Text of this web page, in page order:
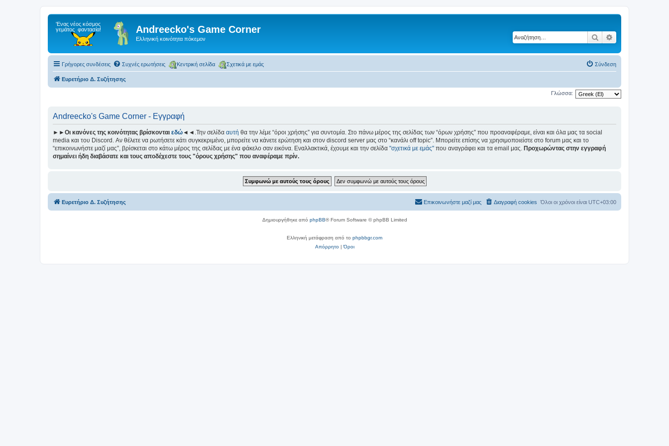
Andreecko's Game Corner
Ελληνική κοινότητα πόκεμον Αναζήτηση
Γρήγορες συνδέσεις Συχνές ερωτήσεις Κεντρική σελίδα Σχετικά με εμάς Σύνδεση
Ευρετήριο Δ. Συζήτησης
Γλώσσα:
Andreecko's Game Corner - Εγγραφή
►►Οι κανόνες της κοινότητας βρίσκονται εδώ◄◄.Την σελίδα αυτή θα την λέμε “όροι χρήσης” για συντομία. Στο πάνω μέρος της σελίδας των “όρων χρήσης” που προαναφέραμε, είναι και όλα μας τα social
media και του Discord. Αν θέλετε να ρωτήσετε κάτι συγκεκριμένο, μπορείτε να κάνετε ερώτηση και στον discord server μας στο “κανάλι off topic”. Μπορείτε επίσης να χρησιμοποιείστε στο forum μας και το
“επικοινωνήστε μαζί μας”, βρίσκεται στο κάτω μέρος της σελίδας με ένα φάκελο σαν εικόνα. Εναλλακτικά, έχουμε και την σελίδα "σχετικά με εμάς" που αναγράφει και τα email μας. Προχωρώντας στην εγγραφή
σημαίνει ήδη διαβάσατε και τους αποδέχεστε τους "όρους χρήσης" που αναφέραμε πρίν.
Ευρετήριο Δ. Συζήτησης Όλοι οι χρόνοι είναι UTC+03:00
Διαγραφή cookies
Επικοινωνήστε μαζί μας
Δημιουργήθηκε από phpBB® Forum Software © phpBB Limited
Ελληνική μετάφραση από το phpbbgr.com
Απόρρητο|Όροι